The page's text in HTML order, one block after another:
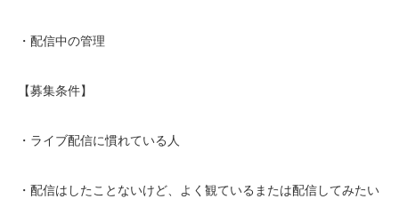
・配信中の管理
【募集条件】
・ライブ配信に慣れている人
・配信はしたことないけど、よく観ているまたは配信してみたい